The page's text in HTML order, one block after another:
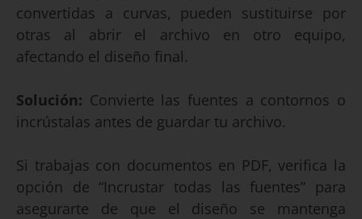
convertidas a curvas, pueden sustituirse por
otras al abrir el archivo en otro equipo,
afectando el diseño final.
Solución: Convierte las fuentes a contornos o
incrústalas antes de guardar tu archivo.
Si trabajas con documentos en PDF, verifica la
opción de “Incrustar todas las fuentes” para
asegurarte de que el diseño se mantenga